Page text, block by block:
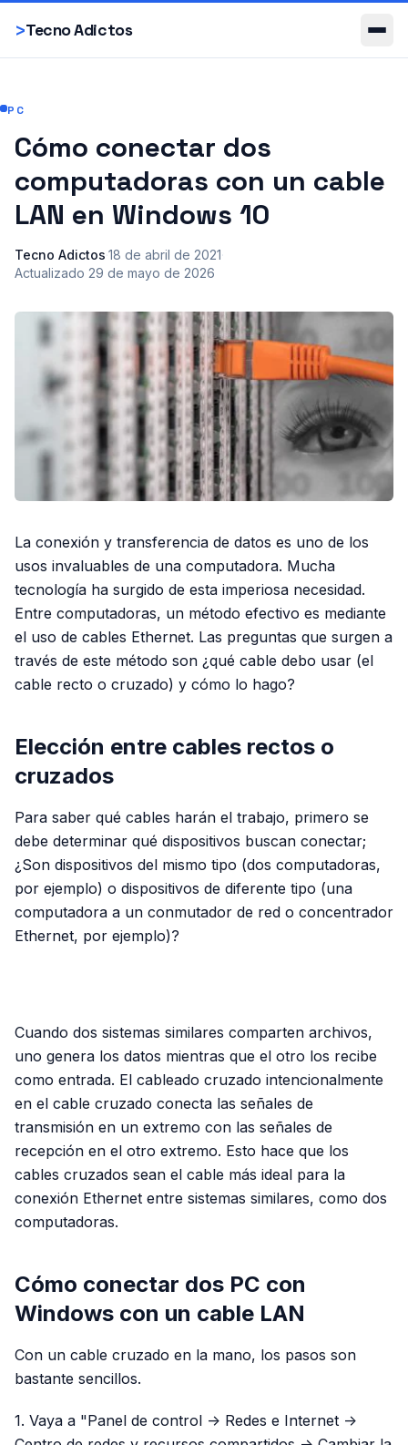
>Tecno Adictos
Smartphones
PC
Cómo conectar dos
computadoras con un cable
LAN en Windows 10
Tecno Adictos·18 de abril de 2021·
Actualizado 29 de mayo de 2026
La conexión y transferencia de datos es uno de los
usos invaluables de una computadora. Mucha
tecnología ha surgido de esta imperiosa necesidad.
Entre computadoras, un método efectivo es mediante
el uso de cables Ethernet. Las preguntas que surgen a
través de este método son ¿qué cable debo usar (el
cable recto o cruzado) y cómo lo hago?
Elección entre cables rectos o
cruzados
Para saber qué cables harán el trabajo, primero se
debe determinar qué dispositivos buscan conectar;
¿Son dispositivos del mismo tipo (dos computadoras,
por ejemplo) o dispositivos de diferente tipo (una
computadora a un conmutador de red o concentrador
Ethernet, por ejemplo)?
Cuando dos sistemas similares comparten archivos,
uno genera los datos mientras que el otro los recibe
como entrada. El cableado cruzado intencionalmente
en el cable cruzado conecta las señales de
transmisión en un extremo con las señales de
recepción en el otro extremo. Esto hace que los
cables cruzados sean el cable más ideal para la
conexión Ethernet entre sistemas similares, como dos
computadoras.
Cómo conectar dos PC con
Windows con un cable LAN
Con un cable cruzado en la mano, los pasos son
bastante sencillos.
1. Vaya a "Panel de control -> Redes e Internet ->